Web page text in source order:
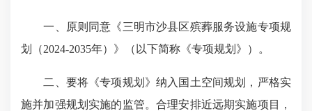
一、原则同意《三明市沙县区殡葬服务设施专项规
划（2024-2035年）》（以下简称《专项规划》）。
二、要将《专项规划》纳入国土空间规划，严格实
施并加强规划实施的监管。合理安排近远期实施项目，